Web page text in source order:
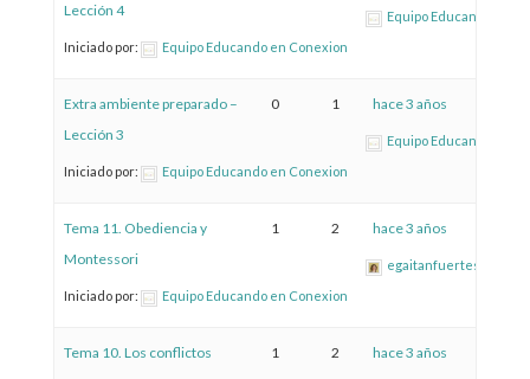
Lección 4
Iniciado por: Equipo Educando en Conexion
Equipo Educando en
Extra ambiente preparado –
Lección 3
Iniciado por: Equipo Educando en Conexion
0 1 hace 3 años
Equipo Educando en
Tema 11. Obediencia y
Montessori
Iniciado por: Equipo Educando en Conexion
1 2 hace 3 años
egaitanfuertes
Tema 10. Los conflictos 1 2 hace 3 años